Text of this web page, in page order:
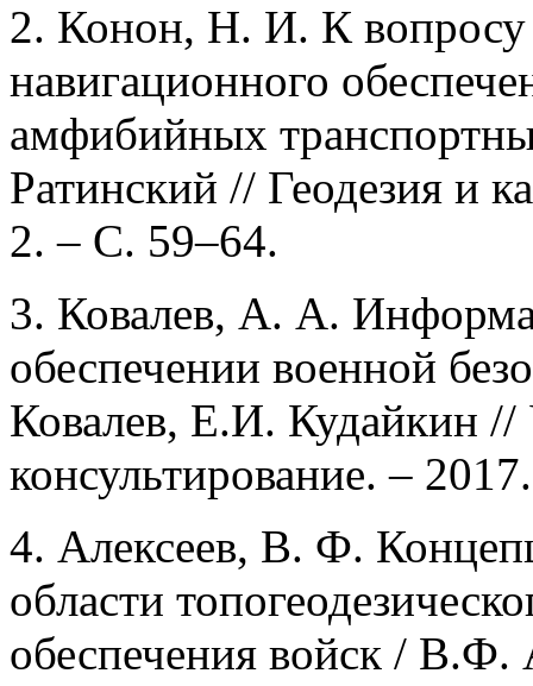
2. Конон, Н. И. К
навигационного
амфибийных
Ратинский // Геодезия и
2. – С. 59–64.
3. Ковалев, А. А.
обеспечении военной
Ковалев, Е.И. Кудайкин //
консультирование. –
4. Алексеев, В. Ф.
области
обеспечения войск /